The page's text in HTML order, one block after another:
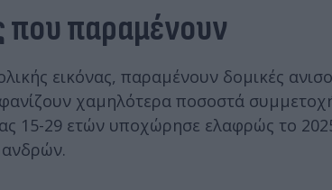
που παραμένουν
εικόνας, παραμένουν δομικές
χαμηλότερα ποσοστά
15-29 ετών υποχώρησε ελαφρώς το